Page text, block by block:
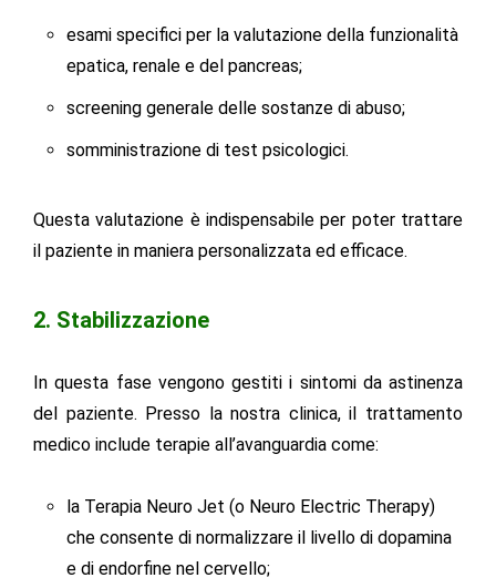
esami specifici per la valutazione della funzionalità
epatica, renale e del pancreas;
screening generale delle sostanze di abuso;
somministrazione di test psicologici.
Questa valutazione è indispensabile per poter trattare
il paziente in maniera personalizzata ed efficace.
2. Stabilizzazione
In questa fase vengono gestiti i sintomi da astinenza
del paziente. Presso la nostra clinica, il trattamento
medico include terapie all’avanguardia come:
la Terapia Neuro Jet (o Neuro Electric Therapy)
che consente di normalizzare il livello di dopamina
e di endorfine nel cervello;